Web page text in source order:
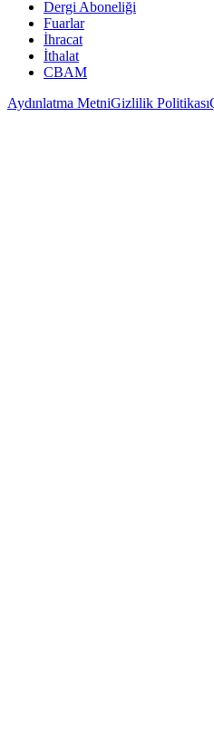
Dergi Aboneliği
Fuarlar
İhracat
İthalat
CBAM
Aydınlatma MetniGizlilik Politikası